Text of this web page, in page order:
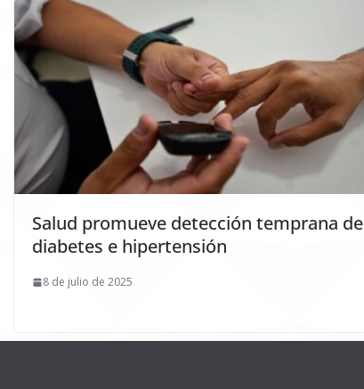
Salud promueve detección temprana de
diabetes e hipertensión
8 de julio de 2025